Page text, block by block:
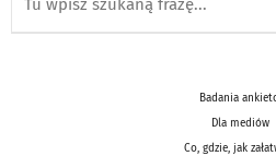
Badania
Dla mediów
Co, gdzie, jak